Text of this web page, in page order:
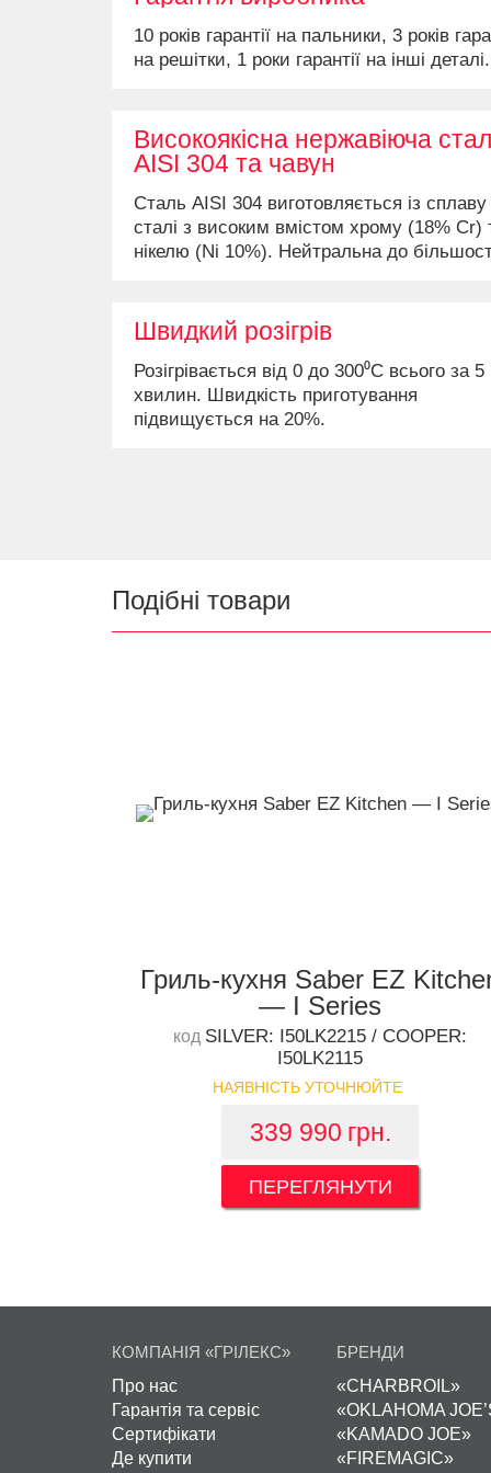
10 років гарантії на пальники, 3 років
на решітки, 1 роки гарантії на інші деталі.
Високоякісна нержавіюча
AISI 304 та чавун
Сталь AISI 304 виготовляється із сплаву
сталі з високим вмістом хрому (18% Cr)
нікелю (Ni 10%). Нейтральна до
Швидкий розігрів
Розігрівається від 0 до 300⁰С всього за 5
хвилин. Швидкість приготування
підвищується на 20%.
Подібні товари
Гриль-кухня Saber EZ
— I Series
код SILVER: I50LK2215 / COOPER:
I50LK2115
НАЯВНІСТЬ УТОЧНЮЙТЕ
339 990 грн.
ПЕРЕГЛЯНУТИ
КОМПАНІЯ «ГРІЛЕКС»
Про нас
Гарантія та сервіс
Сертифікати
Де купити
БРЕНДИ
«CHARBROIL»
«OKLAHOMA
«KAMADO JOE»
«FIREMAGIC»